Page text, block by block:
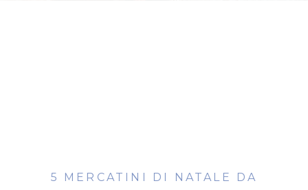
5 MERCATINI DI NATALE DA